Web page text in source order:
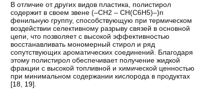
В отличие от других видов пластика, полистирол
содержит в своем звене (–CH2 – CH(C6H5)–)n
фенильную группу, способствующую при термическом
воздействии селективному разрыву связей в основной
цепи, что позволяет с высокой эффективностью
восстанавливать мономерный стирол и ряд
сопутствующих ароматических соединений. Благодаря
этому полистирол обеспечивает получение жидкой
фракции с высокой топливной и химической ценностью
при минимальном содержании кислорода в продуктах
[18, 19].